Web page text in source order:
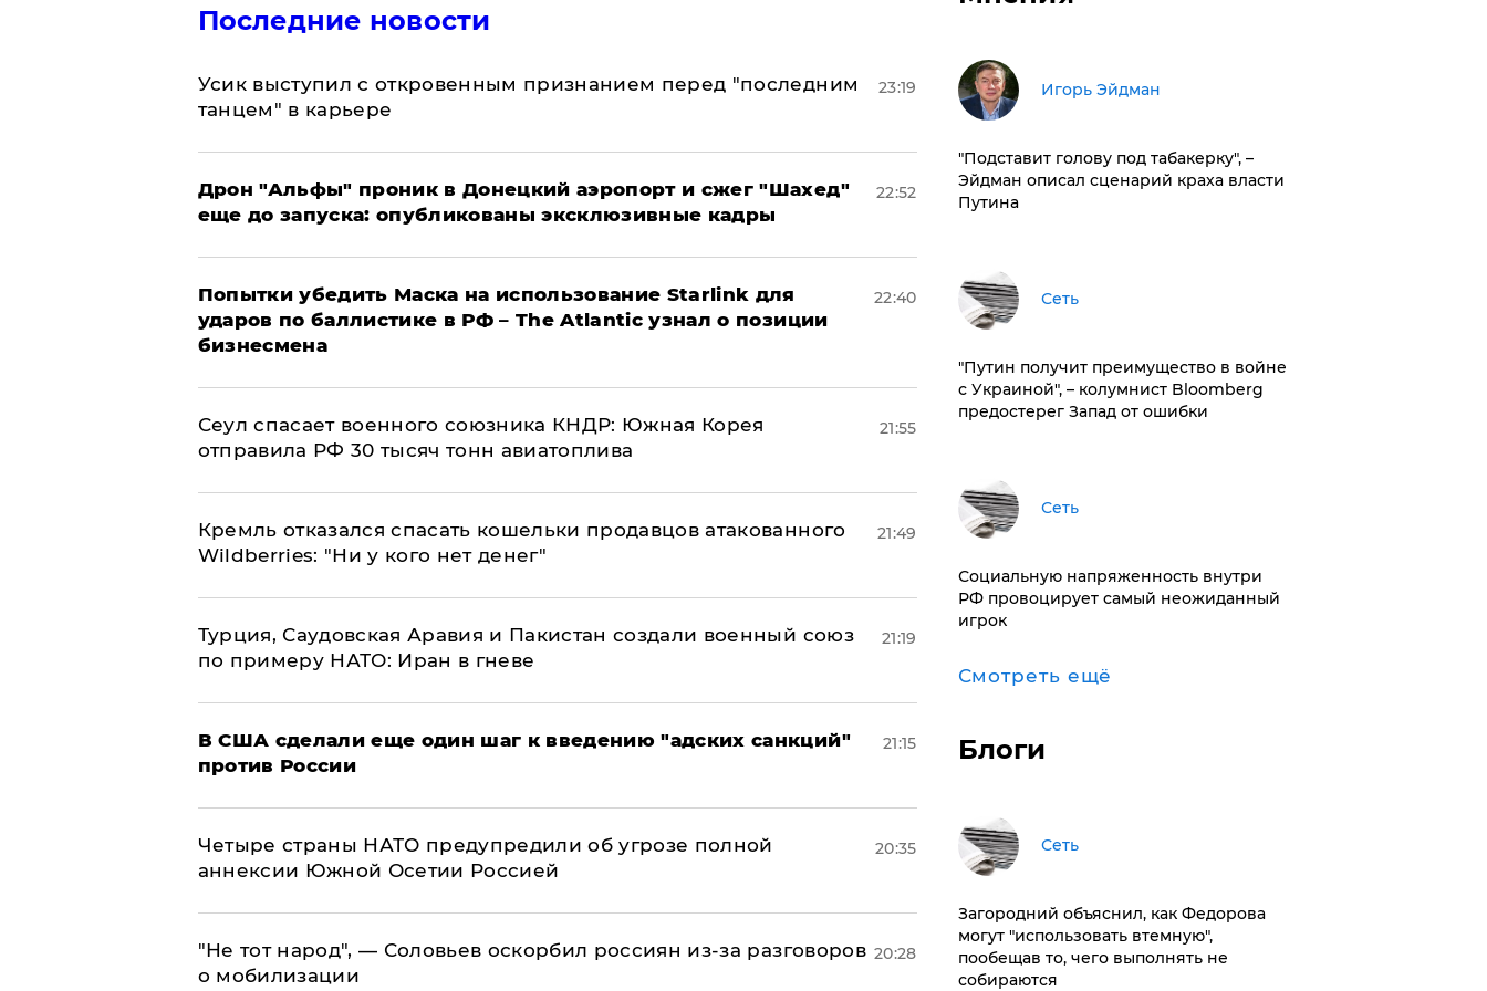
Последние новости
Усик выступил с откровенным признанием перед "последним
танцем" в карьере
23:19
Дрон "Альфы" проник в Донецкий аэропорт и сжег "Шахед"
еще до запуска: опубликованы эксклюзивные кадры
22:52
Попытки убедить Маска на использование Starlink для
ударов по баллистике в РФ – The Atlantic узнал о позиции
бизнесмена
22:40
​Сеул спасает военного союзника КНДР: Южная Корея
отправила РФ 30 тысяч тонн авиатоплива
21:55
Кремль отказался спасать кошельки продавцов атакованного
Wildberries: "Ни у кого нет денег"
21:49
Турция, Саудовская Аравия и Пакистан создали военный союз
по примеру НАТО: Иран в гневе
21:19
В США сделали еще один шаг к введению "адских санкций"
против России
21:15
Четыре страны НАТО предупредили об угрозе полной
аннексии Южной Осетии Россией
20:35
​"Не тот народ", — Соловьев оскорбил россиян из-за разговоров
о мобилизации
20:28
Игорь Эйдман
​"Подставит голову под табакерку", –
Эйдман описал сценарий краха власти
Путина
Сеть
"Путин получит преимущество в войне
с Украиной", – колумнист Bloomberg
предостерег Запад от ошибки
Сеть
Социальную напряженность внутри
РФ провоцирует самый неожиданный
игрок
Смотреть ещё
Блоги
Сеть
Загородний объяснил, как Федорова
могут "использовать втемную",
пообещав то, чего выполнять не
собираются